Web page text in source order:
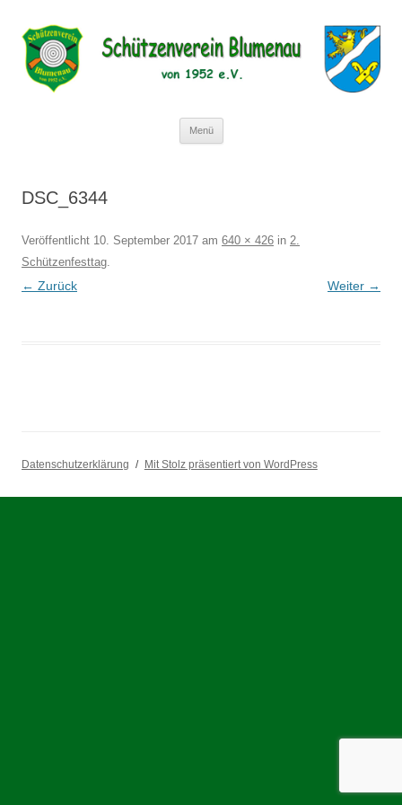
Schützenverein Blumenau von 1952
e.V.
Menü
DSC_6344
Veröffentlicht 10. September 2017 am 640 × 426 in 2.
Schützenfesttag.
← Zurück Weiter →
Datenschutzerklärung Mit Stolz präsentiert von WordPress